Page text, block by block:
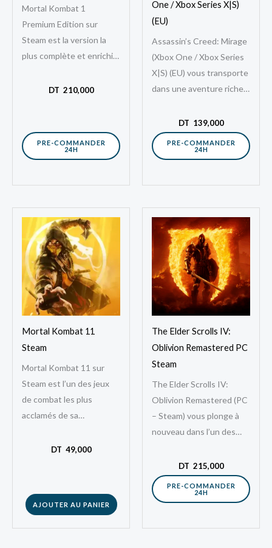
Mortal Kombat 1
Premium Edition sur
Steam est la version la
plus complète et enrichie
spectaculaire de la
DT 210,000
PRE-COMMANDER
24H
One / Xbox Series X|S)
(EU)
Assassin’s Creed: Mirage
(Xbox One / Xbox Series
X|S) (EU) vous transporte
dans une aventure riche
assassinats, fidèle à
l’esprit originel…
DT 139,000
PRE-COMMANDER
24H
Mortal Kombat 11
Steam
Mortal Kombat 11 sur
Steam est l’un des jeux
de combat les plus
acclamés de sa
par NetherRealm Studios.
DT 49,000
AJOUTER AU PANIER
The Elder Scrolls IV:
Oblivion Remastered PC
Steam
The Elder Scrolls IV:
Oblivion Remastered (PC
– Steam) vous plonge à
nouveau dans l’un des
plus emblématiques du
jeu vidéo,…
DT 215,000
PRE-COMMANDER
24H